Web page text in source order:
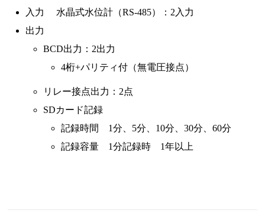
入力 水晶式水位計（RS-485）：2入力
出力
BCD出力：2出力
4桁+パリティ付（無電圧接点）
リレー接点出力：2点
SDカード記録
記録時間 1分、5分、10分、30分、60分
記録容量 1分記録時 1年以上